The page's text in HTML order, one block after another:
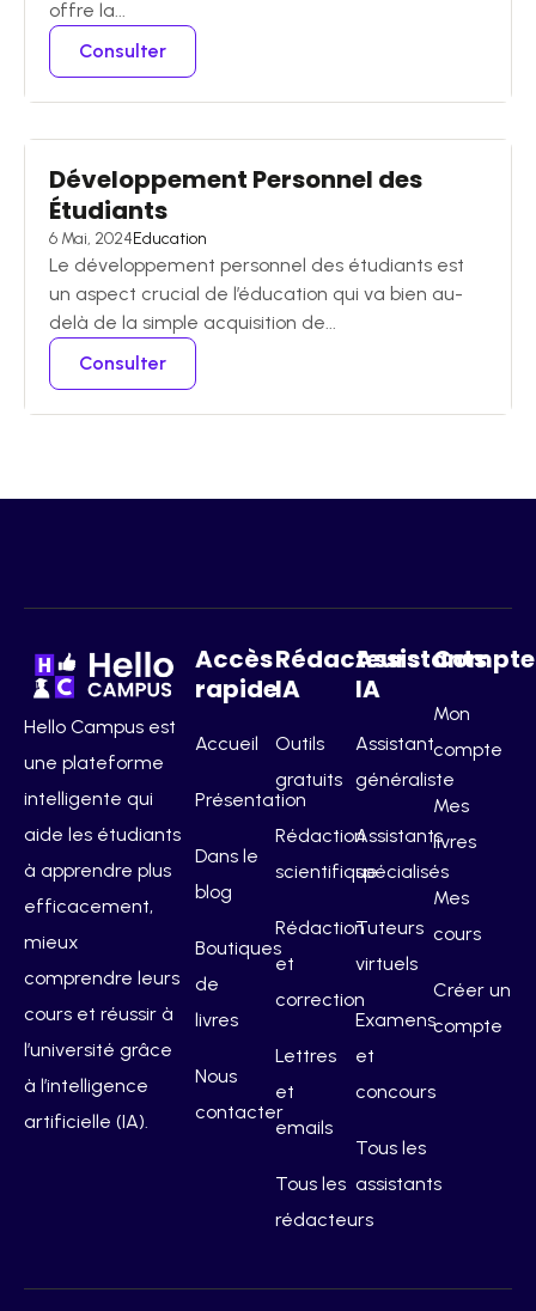
offre la...
Consulter
Développement Personnel des
Étudiants
6 Mai, 2024Education
Le développement personnel des étudiants est
un aspect crucial de l’éducation qui va bien au-
delà de la simple acquisition de...
Consulter
Hello Campus est
une plateforme
intelligente qui
aide les étudiants
à apprendre plus
efficacement,
mieux
comprendre leurs
cours et réussir à
l’université grâce
à l’intelligence
artificielle (IA).
Accès
rapide
Accueil
Présentation
Dans le
blog
Boutiques
de
livres
Nous
contacter
Rédacteurs
IA
Outils
gratuits
Rédaction
scientifique
Rédaction
et
correction
Lettres
et
emails
Tous les
rédacteurs
Assistants
IA
Assistant
généraliste
Assistants
spécialisés
Tuteurs
virtuels
Examens
et
concours
Tous les
assistants
Compte
Mon
compte
Mes
livres
Mes
cours
Créer un
compte